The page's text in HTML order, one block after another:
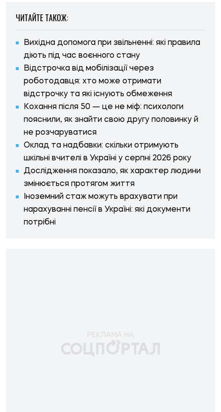
ЧИТАЙТЕ ТАКОЖ:
Вихідна допомога при звільненні: які правила
діють під час воєнного стану
Відстрочка від мобілізації через
роботодавця: хто може отримати
відстрочку та які існують обмеження
Кохання після 50 — це не міф: психологи
пояснили, як знайти свою другу половинку й
не розчаруватися
Оклад та надбавки: скільки отримують
шкільні вчителі в Україні у серпні 2026 року
Дослідження показало, як характер людини
змінюється протягом життя
Іноземний стаж можуть врахувати при
нарахуванні пенсії в Україні: які документи
потрібні